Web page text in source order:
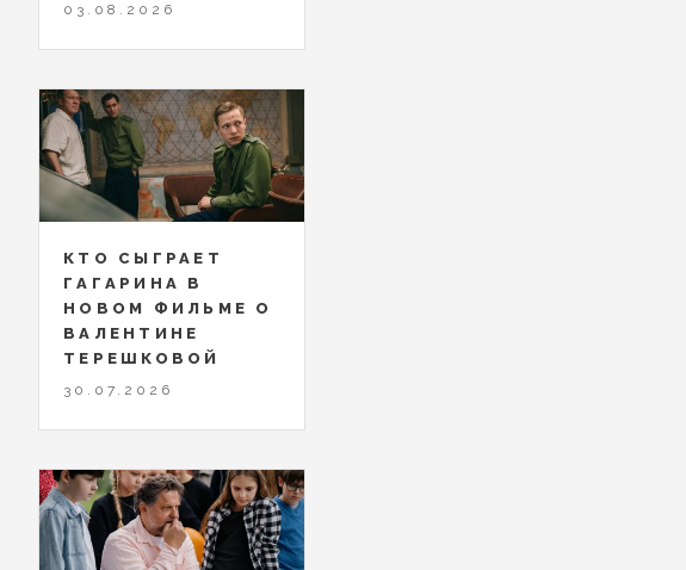
03.08.2026
КТО СЫГРАЕТ
ГАГАРИНА В
НОВОМ ФИЛЬМЕ О
ВАЛЕНТИНЕ
ТЕРЕШКОВОЙ
30.07.2026